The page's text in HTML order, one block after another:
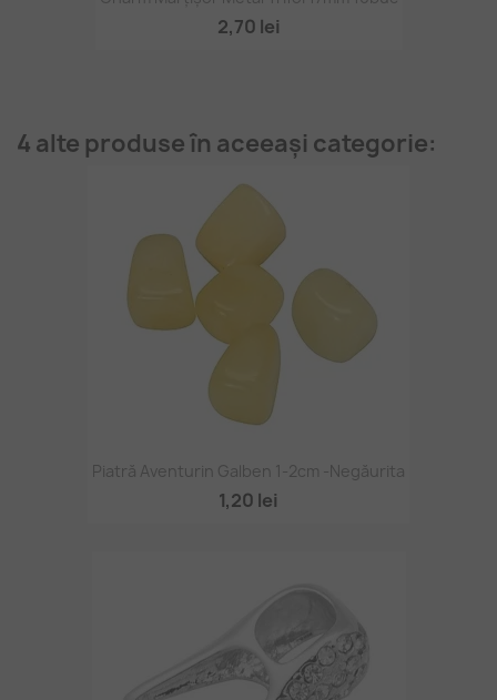
2,70 lei
4 alte produse în aceeași categorie:
Piatră Aventurin Galben 1-2cm -negăurita
1,20 lei